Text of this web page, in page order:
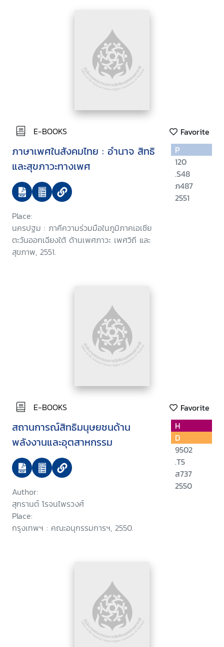
E-BOOKS Favorite
ภาษาเพศในสังคมไทย : อำนาจ สิทธิ
และสุขภาวะทางเพศ
Place:
นครปฐม : ภาคีความร่วมมือในภูมิภาคเอเซีย
ตะวันออกเฉียงใต้ ด้านเพศภาวะ เพศวิถี และ
สุขภาพ, 2551.
P
120
.S48
ภ487
2551
E-BOOKS Favorite
สถานการณ์สิทธิมนุษยชนด้าน
พลังงานและอุตสาหกรรม
Author:
สุกรานต์ โรจนไพรวงศ์
Place:
กรุงเทพฯ : คณะอนุกรรมการฯ, 2550.
H
D
9502
.T5
ส737
2550